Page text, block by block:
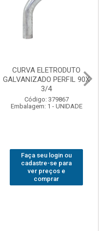
CURVA ELETRODUTO
GALVANIZADO PERFIL 90X
3/4
Código: 379867
Embalagem: 1 - UNIDADE
Faça seu login ou
cadastre-se para
ver preços e
comprar